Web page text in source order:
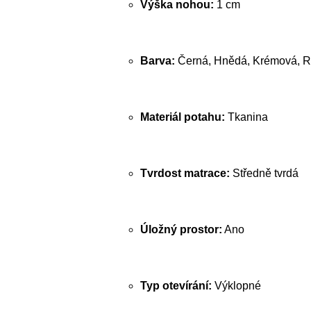
Výška nohou: 1 cm
Barva: Černá, Hnědá, Krémová,
Materiál potahu: Tkanina
Tvrdost matrace: Středně tvrdá
Úložný prostor: Ano
Typ otevírání: Výklopné